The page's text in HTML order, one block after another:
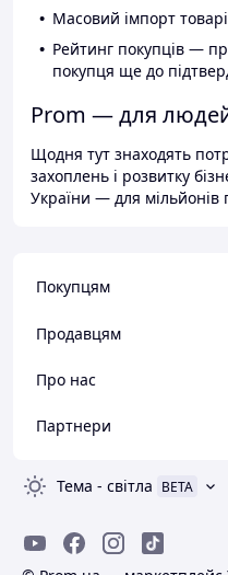
Масовий імпорт
Рейтинг покупців —
покупця ще до
Prom — для людей
Щодня тут знаходять
захоплень і розвитку
України — для мільйонів
Покупцям
Продавцям
Про нас
Партнери
Тема - світла BETA